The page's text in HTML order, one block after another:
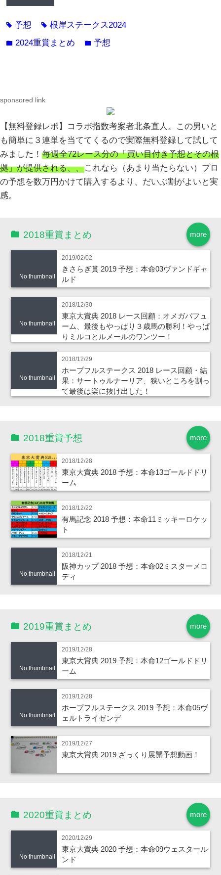
tag予想 tag根岸ステークス2024
folder 2024重賞まとめ folder予想
sponsored link
【無料登録レポ】コラボ指数考案者北条直人。この男いと
も簡単に３連単を当ててくるので実際無料登録して試して
みました！ 毎週全72レース分の「買い目付き予想とその根
拠」が提供される、、これなら（あまり当たらない）プロ
の予想を数万円かけて購入するより、だいぶ割がよいと実
感。
more
2018重賞まとめ
No thumbnail
2019/02/02
きさらぎ賞 2019 予想：本命03ヴァンドギャ
ルド
No thumbnail
2018/12/30
東京大賞典 2018 レース回顧：オメガパフュ
ーム、最後もやっぱり３歳馬の勝利！やっぱ
りミルコとルメールのワンツー！
No thumbnail
2018/12/29
ホープフルステークス 2018 レース回顧・結
果：サートゥルナーリア、狭いところを割っ
て最後は楽に抜け出した！
more
2018重賞予想
2018/12/28
東京大賞典 2018 予想：本命13ゴールドドリ
ーム
2018/12/22
有馬記念 2018 予想：本命11ミッキーロケッ
ト
No thumbnail
2018/12/21
阪神カップ 2018 予想：本命02ミスターメロ
ディ
more
2019重賞まとめ
No thumbnail
2019/12/28
東京大賞典 2019 予想：本命12ゴールドドリ
ーム
No thumbnail
2019/12/28
ホープフルステークス 2019 予想：本命05ヴ
ェルトライゼンデ
2019/12/27
東京大賞典 2019 ざっくり展開予想動画！
more
2020重賞まとめ
No thumbnail
2020/12/29
東京大賞典 2020 予想：本命09ウェスタール
ンド